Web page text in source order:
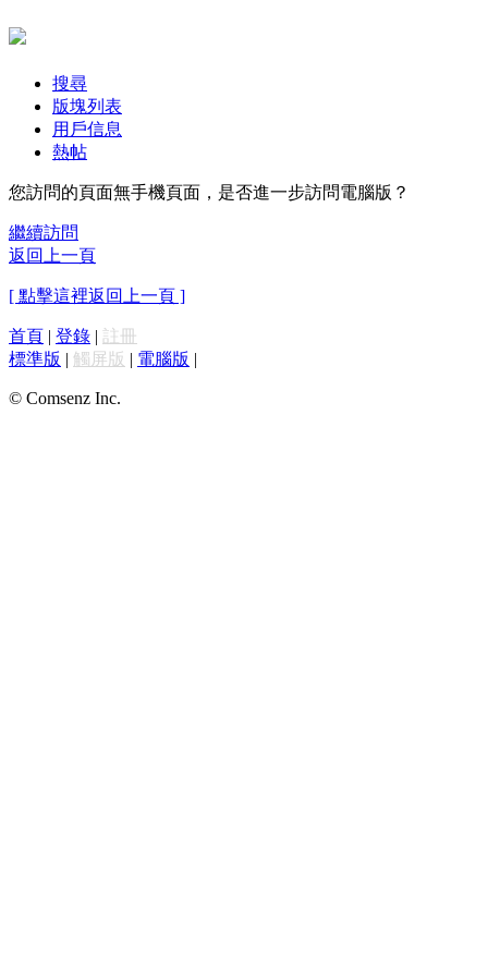
搜尋
版塊列表
用戶信息
熱帖
您訪問的頁面無手機頁面，是否進一步訪問電腦版？
繼續訪問
返回上一頁
[ 點擊這裡返回上一頁 ]
首頁 | 登錄 | 註冊
標準版 | 觸屏版 | 電腦版 |
© Comsenz Inc.